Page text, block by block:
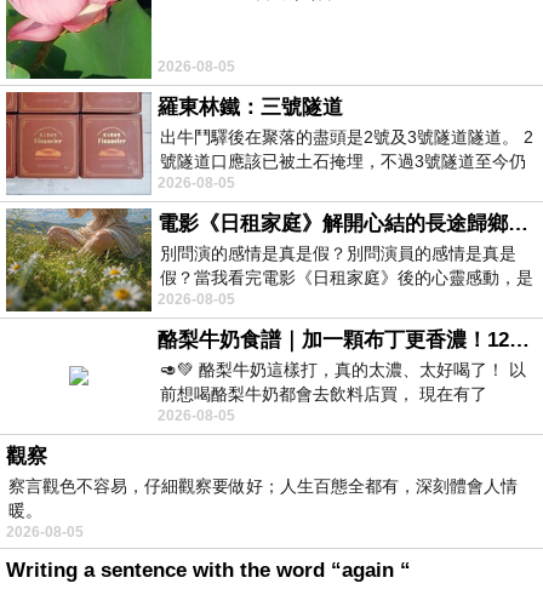
2026-08-05
羅東林鐵：三號隧道
出牛鬥驛後在聚落的盡頭是2號及3號隧道隧道。 2
號隧道口應該已被土石掩埋，不過3號隧道至今仍
存在。從台7丙牛鬥橋上往左岸上游方
2026-08-05
電影《日租家庭》解開心結的長途歸鄉！能在電影院感受到地理的寬闊和人心的相鄰，真是太棒了！
別問演的感情是真是假？別問演員的感情是真是
假？當我看完電影《日租家庭》後的心靈感動，是
真的。詮釋的情感觸動了人心，就是真情
2026-08-05
酪梨牛奶食譜｜加一顆布丁更香濃！120秒完成飲料店級酪梨奶昔｜imami 旗艦豆漿機
🥑💚 酪梨牛奶這樣打，真的太濃、太好喝了！ 以
前想喝酪梨牛奶都會去飲料店買， 現在有了
imami 健康煮藝｜旗艦破壁智慧養生豆漿機，
2026-08-05
觀察
察言觀色不容易，仔細觀察要做好；人生百態全都有，深刻體會人情
暖。
2026-08-05
Writing a sentence with the word “again “